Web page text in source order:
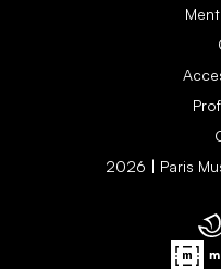
2026 | Paris